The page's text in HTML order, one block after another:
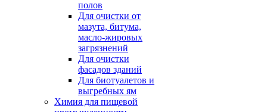
полов
Для очистки от
мазута, битума,
масло-жировых
загрязнений
Для очистки
фасадов зданий
Для биотуалетов и
выгребных ям
Химия для пищевой